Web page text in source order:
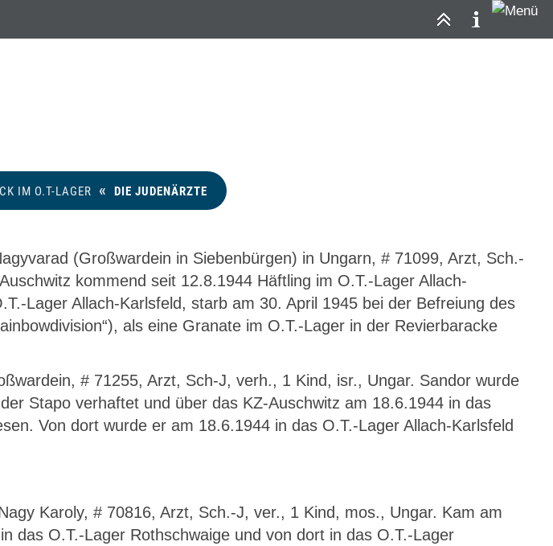
IM O.T-LAGER « DIE JUDENÄRZTE
(Großwardein in Siebenbürgen) in Ungarn, # 71099, Arzt, Sch.-
kommend seit 12.8.1944 Häftling im O.T.-Lager Allach-
Lager Allach-Karlsfeld, starb am 30. April 1945 bei der Befreiung des
als eine Granate im O.T.-Lager in der Revierbaracke
# 71255, Arzt, Sch-J, verh., 1 Kind, isr., Ungar. Sandor wurde
Stapo verhaftet und über das KZ-Auschwitz am 18.6.1944 in das
Von dort wurde er am 18.6.1944 in das O.T.-Lager Allach-Karlsfeld
Karoly, # 70816, Arzt, Sch.-J, ver., 1 Kind, mos., Ungar. Kam am
das O.T.-Lager Rothschwaige und von dort in das O.T.-Lager